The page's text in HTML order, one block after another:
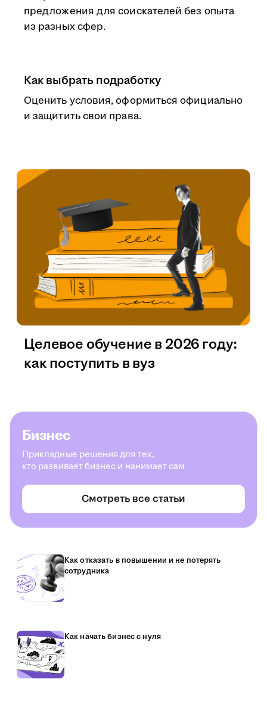
предложения для соискателей без опыта
из разных сфер.
Как выбрать подработку
Оценить условия, оформиться официально
и защитить свои права.
Целевое обучение в 2026 году:
как поступить в вуз
Бизнес
Прикладные решения для тех,
кто развивает бизнес и нанимает сам
Смотреть все статьи
Как отказать в повышении и не потерять
сотрудника
Как начать бизнес с нуля